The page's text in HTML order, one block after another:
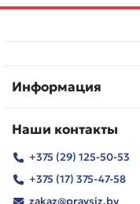
Информация
Наши контакты
+375 (29) 125-50-53
+375 (17) 375-47-58
zakaz@pravsiz.by